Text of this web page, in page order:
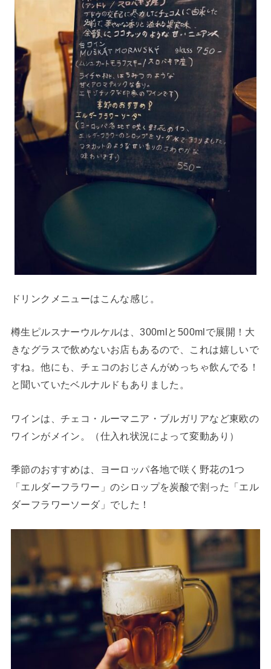
ドリンクメニューはこんな感じ。
樽生ピルスナーウルケルは、300mlと500mlで展開！大
きなグラスで飲めないお店もあるので、これは嬉しいで
すね。他にも、チェコのおじさんがめっちゃ飲んでる！
と聞いていたベルナルドもありました。
ワインは、チェコ・ルーマニア・ブルガリアなど東欧の
ワインがメイン。（仕入れ状況によって変動あり）
季節のおすすめは、ヨーロッパ各地で咲く野花の1つ
「エルダーフラワー」のシロップを炭酸で割った「エル
ダーフラワーソーダ」でした！